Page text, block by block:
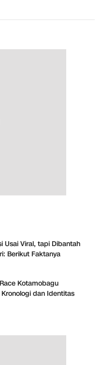
Usai Viral, tapi Dibantah
Berikut Faktanya
Kotamobagu
dan Identitas